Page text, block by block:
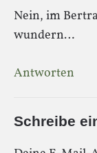
Nein, im
wundern…
Antworten
Schreibe